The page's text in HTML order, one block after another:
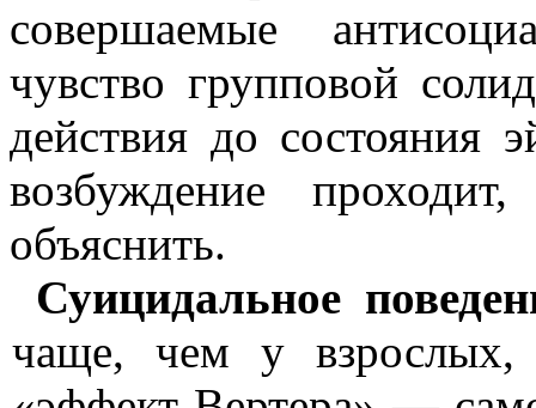
совершае­мые
чувство группо­вой
действия до состоя­ния
возбуждение
объяснить.
Суицидальное
чаще, чем у взрослых,